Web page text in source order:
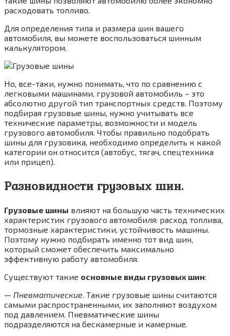
расходовать топливо.
Для определения типа и размера шин вашего
автомобиля, вы можете воспользоваться шинным
калькулятором.
Но, все-таки, нужно понимать, что по сравнению с
легковыми машинами, грузовой автомобиль – это
абсолютно другой тип транспортных средств. Поэтому
подбирая грузовые шины, нужно учитывать все
технические параметры, возможности и модель
грузового автомобиля. Чтобы правильно подобрать
шины для грузовика, необходимо определить к какой
категории он относится (автобус, тягач, спецтехника
или прицеп).
Разновидности грузовых шин.
Грузовые шины влияют на большую часть технических
характеристик грузового автомобиля: расход топлива,
тормозные характеристики, устойчивость машины.
Поэтому нужно подбирать именно тот вид шин,
который сможет обеспечить максимально
эффективную работу автомобиля.
Существуют такие основные виды грузовых шин:
— Пневматические . Такие грузовые шины считаются
самыми распространенными, их заполняют воздухом
под давлением. Пневматические шины
подразделяются на бескамерные и камерные.